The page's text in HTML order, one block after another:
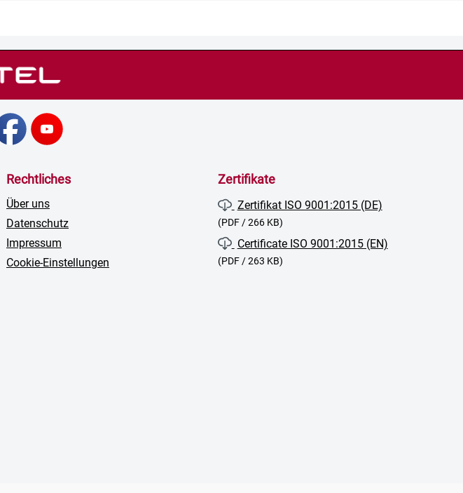
Rechtliches
Über uns
Datenschutz
Impressum
Cookie-Einstellungen
Zertifikate
Zertifikat ISO 9001:2015 (DE)
(PDF / 266 KB)
Certificate ISO 9001:2015 (EN)
(PDF / 263 KB)